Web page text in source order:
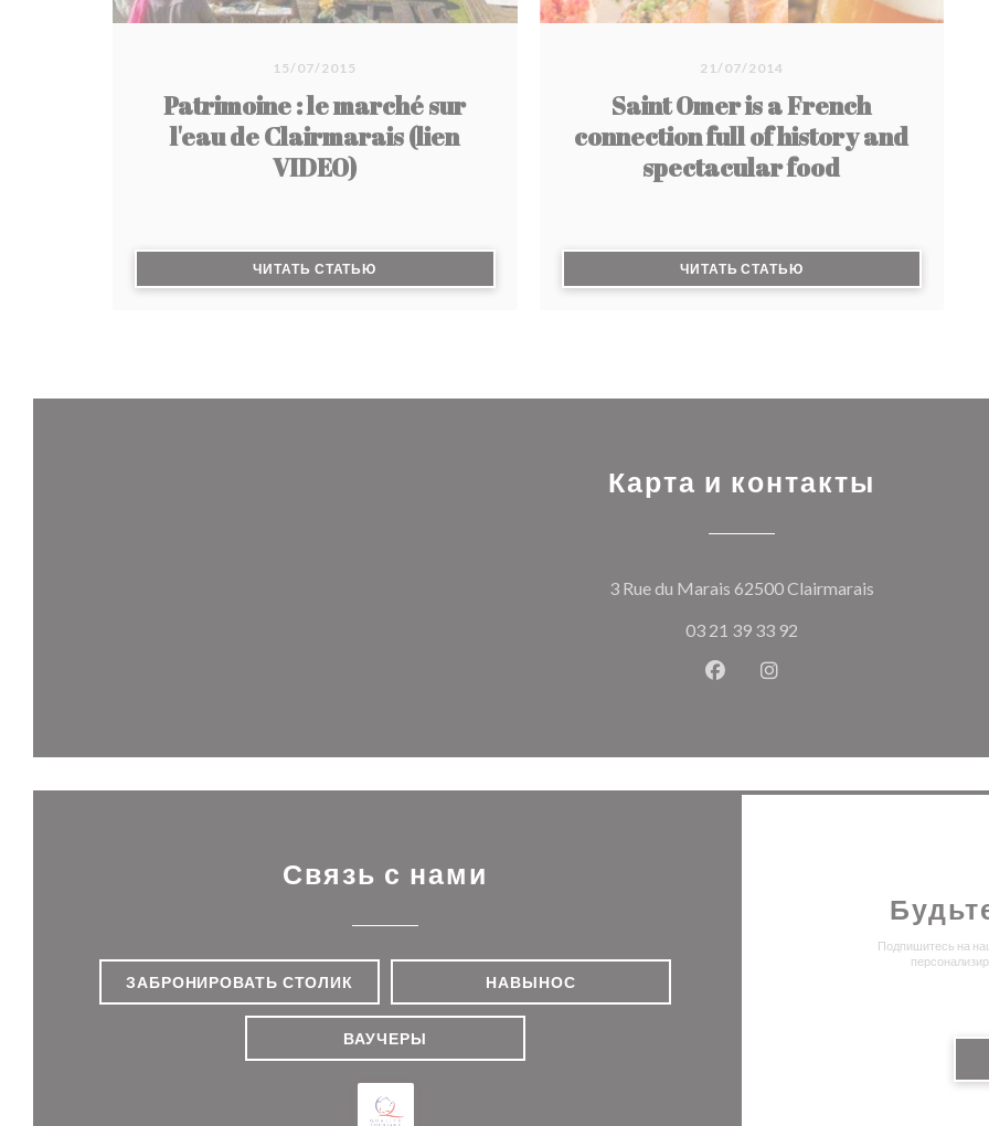
15/07/2015
Patrimoine : le marché sur
l'eau de Clairmarais (lien
VIDEO)
ЧИТАТЬ СТАТЬЮ
21/07/2014
Saint Omer is a French
connection full of history and
spectacular food
ЧИТАТЬ СТАТЬЮ((ОТКРЫВАЕТСЯ В
Карта и контакты
3 Rue du Marais 62500 Clairmarais
03 21 39 33 92
Facebook ((открывается в
Instagram ((открывается
Связь с нами
ЗАБРОНИРОВАТЬ СТОЛИК НАВЫНОС
ВАУЧЕРЫ
Подпишитесь на